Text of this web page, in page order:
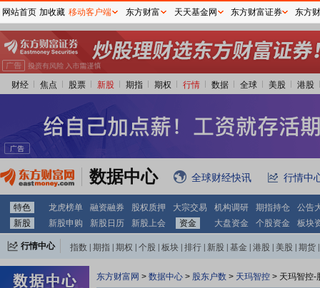
财经 焦点 股票 新股 期指 期权 行情 数据 全球 美股 港股
数据中心 全球财经快讯 行情中
特色 龙虎榜单 融资融券 股权质押 大宗交易 机构调研 期指持仓
公告
新股
新股申购 新股日历 新股上会 资金 大盘资金 个股资金 板块
行情中心 指数 期指 期权 个股 板块 排行 新股 基金 港股 美股 期货
东方财富网 > 数据中心 > 股东户数 > 天玛智控 > 天玛智控-
网站首页 加收藏 移动客户端 东方财富 天天基金网 东方财富证券 东方